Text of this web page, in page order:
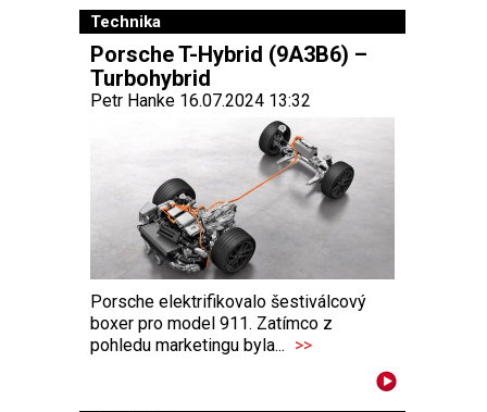
Technika
Porsche T-Hybrid (9A3B6) –
Turbohybrid
Petr Hanke 16.07.2024 13:32
Porsche elektrifikovalo šestiválcový
boxer pro model 911. Zatímco z
pohledu marketingu byla... >>